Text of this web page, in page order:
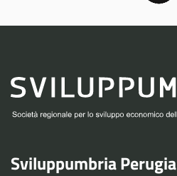
Sviluppumbria Perugia